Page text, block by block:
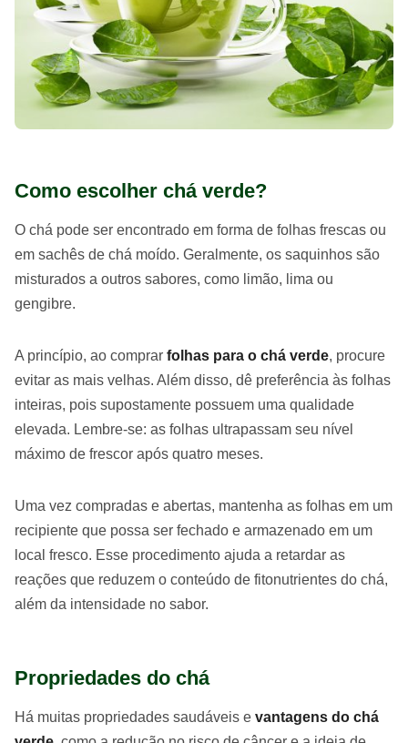
Como escolher chá verde?
O chá pode ser encontrado em forma de folhas frescas ou
em sachês de chá moído. Geralmente, os saquinhos são
misturados a outros sabores, como limão, lima ou
gengibre.
A princípio, ao comprar folhas para o chá verde, procure
evitar as mais velhas. Além disso, dê preferência às folhas
inteiras, pois supostamente possuem uma qualidade
elevada. Lembre-se: as folhas ultrapassam seu nível
máximo de frescor após quatro meses.
Uma vez compradas e abertas, mantenha as folhas em um
recipiente que possa ser fechado e armazenado em um
local fresco. Esse procedimento ajuda a retardar as
reações que reduzem o conteúdo de fitonutrientes do chá,
além da intensidade no sabor.
Propriedades do chá
Há muitas propriedades saudáveis e vantagens do chá